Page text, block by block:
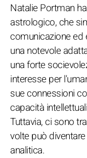
Natalie Portman
astrologico, che
comunicazione ed
una notevole
una forte
interesse per
sue connessioni
capacità
Tuttavia, ci sono
volte può
analitica.